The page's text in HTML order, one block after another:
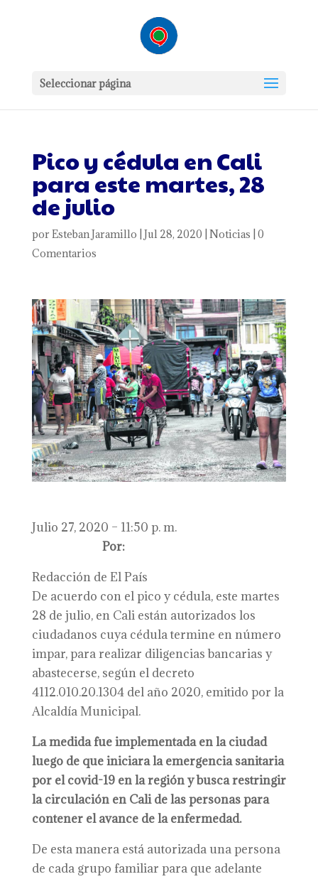
Seleccionar página
Pico y cédula en Cali
para este martes, 28
de julio
por Esteban Jaramillo Jul 28, 2020 Noticias 0
Comentarios
Julio 27, 2020 – 11:50 p. m.
Por:
Redacción de El País
De acuerdo con el pico y cédula, este martes
28 de julio, en Cali están autorizados los
ciudadanos cuya cédula termine en número
impar, para realizar diligencias bancarias y
abastecerse, según el decreto
4112.010.20.1304 del año 2020, emitido por la
Alcaldía Municipal.
La medida fue implementada en la ciudad
luego de que iniciara la emergencia sanitaria
por el covid-19 en la región y busca restringir
la circulación en Cali de las personas para
contener el avance de la enfermedad.
De esta manera está autorizada una persona
de cada grupo familiar para que adelante